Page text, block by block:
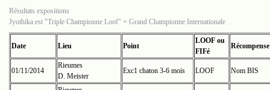
Résultats expositions
Jyothika est "Triple Championne Loof" = Grand Championne Internationale
Date Lieu Point
LOOF ou
FIFé
Récompense
01/11/2014
Rieumes
D. Meister
Exc1 chaton 3-6 mois LOOF Nom BIS